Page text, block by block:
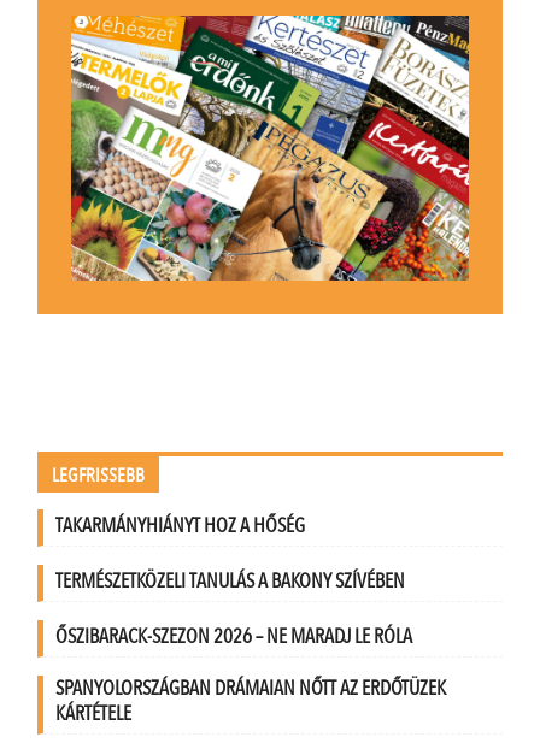
LEGFRISSEBB
TAKARMÁNYHIÁNYT HOZ A HŐSÉG
TERMÉSZETKÖZELI TANULÁS A BAKONY SZÍVÉBEN
ŐSZIBARACK-SZEZON 2026 – NE MARADJ LE RÓLA
SPANYOLORSZÁGBAN DRÁMAIAN NŐTT AZ ERDŐTÜZEK
KÁRTÉTELE